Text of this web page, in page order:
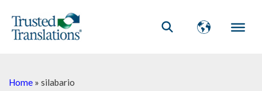
Home » silabario